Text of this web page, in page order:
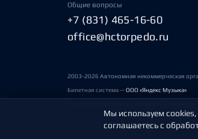
Общие вопросы
+7 (831) 465-16-60
office@hctorpedo.ru
2003-2026 Автономная некоммерческая
Билетная система —ООО «Яндекс Музыка»
Мы используем cookies,
соглашаетесь с